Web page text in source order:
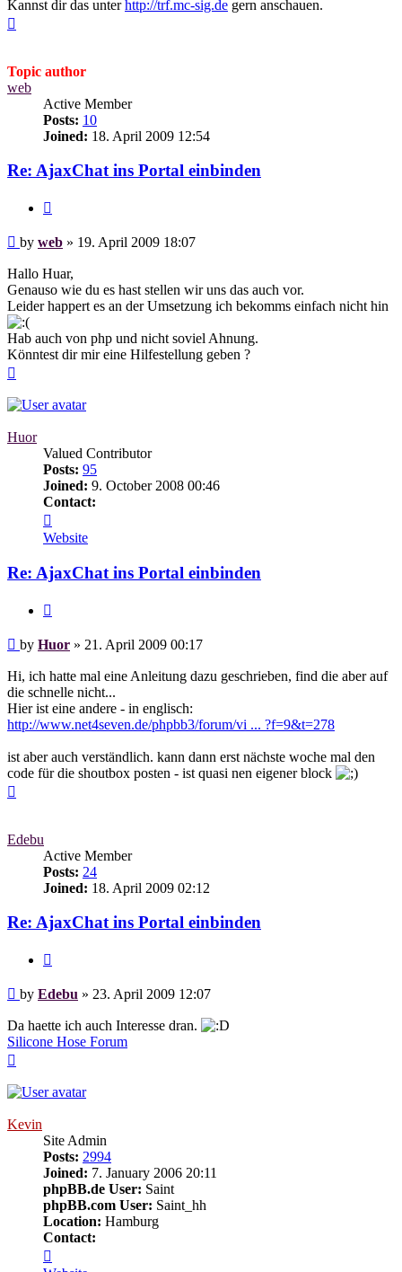
Kannst dir das unterhttp://trf.mc-sig.de gern anschauen.
Topic author
web
Active Member
Posts: 10
Joined: 18. April 2009 12:54
Re: AjaxChat ins Portal einbinden
Post
by web » 19. April 2009 18:07
Hallo Huar,
Genauso wie du es hast stellen wir uns das auch vor.
Leider happert es an der Umsetzung ich bekomms einfach nicht hin
Hab auch von php und nicht soviel Ahnung.
Könntest dir mir eine Hilfestellung geben ?
Huor
Valued Contributor
Posts: 95
Joined: 9. October 2008 00:46
Contact:
Huor
Website
Re: AjaxChat ins Portal einbinden
Post
by Huor » 21. April 2009 00:17
Hi, ich hatte mal eine Anleitung dazu geschrieben, find die aber auf
die schnelle nicht...
Hier ist eine andere - in englisch:
http://www.net4seven.de/phpbb3/forum/vi ... ?f=9&t=278
ist aber auch verständlich. kann dann erst nächste woche mal den
code für die shoutbox posten - ist quasi nen eigener block
Edebu
Active Member
Posts: 24
Joined: 18. April 2009 02:12
Re: AjaxChat ins Portal einbinden
Post
by Edebu » 23. April 2009 12:07
Da haette ich auch Interesse dran.
Silicone Hose Forum
Kevin
Site Admin
Posts: 2994
Joined: 7. January 2006 20:11
phpBB.de User: Saint
phpBB.com User: Saint_hh
Location: Hamburg
Contact:
Kevin